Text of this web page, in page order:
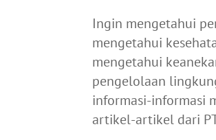
Ingin mengetahui
mengetahui
mengetahui
pengelolaan
informasi-informasi
artikel-artikel dari